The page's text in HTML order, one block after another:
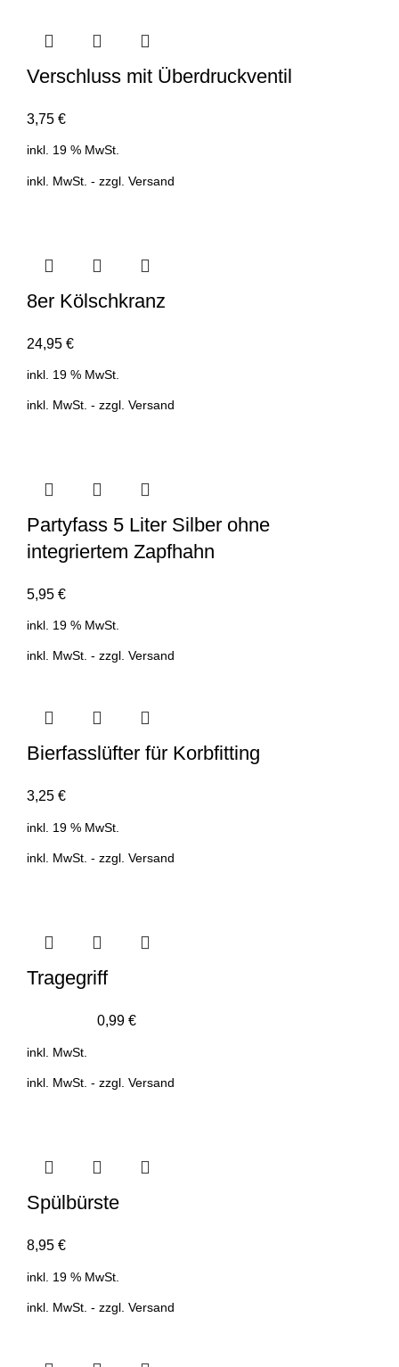
Verschluss mit Überdruckventil
3,75 €
inkl. 19 % MwSt.
inkl. MwSt. - zzgl. Versand
8er Kölschkranz
24,95 €
inkl. 19 % MwSt.
inkl. MwSt. - zzgl. Versand
Partyfass 5 Liter Silber ohne
integriertem Zapfhahn
5,95 €
inkl. 19 % MwSt.
inkl. MwSt. - zzgl. Versand
Bierfasslüfter für Korbfitting
3,25 €
inkl. 19 % MwSt.
inkl. MwSt. - zzgl. Versand
Tragegriff
0,99 €
inkl. MwSt.
inkl. MwSt. - zzgl. Versand
Spülbürste
8,95 €
inkl. 19 % MwSt.
inkl. MwSt. - zzgl. Versand